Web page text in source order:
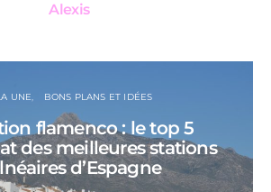
Alexis
UNE BONS PLANS ET IDÉES
flamenco : le top 5
des meilleures stations
d’Espagne